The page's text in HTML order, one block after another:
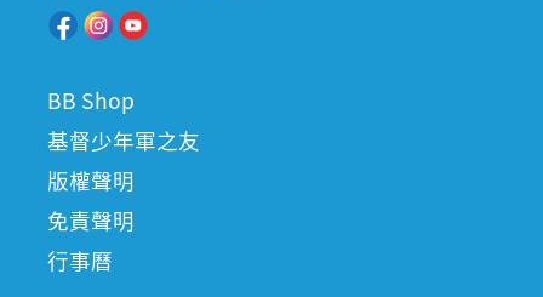
BB Shop
基督少年軍之友
版權聲明
免責聲明
行事曆